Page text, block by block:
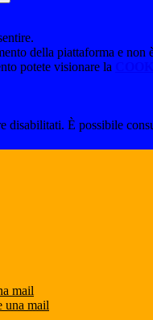
della piattaforma e non
potete visionare la
disabilitati. È possibile
mail
una mail